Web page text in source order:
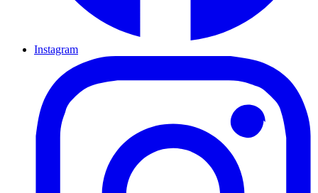
Instagram